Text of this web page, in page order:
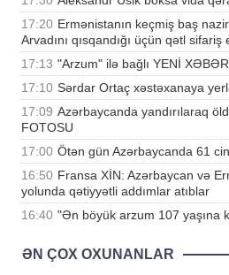
17:20 Ermənistanın keçmiş baş
Arvadını qısqandığı üçün qətl sifariş
17:13 "Arzum" ilə bağlı YENİ
17:10 Sərdar Ortaç xəstəxanaya
17:09 Azərbaycanda yandırılaraq
FOTOSU
17:00 Ötən gün Azərbaycanda 61
16:50 Fransa XİN: Azərbaycan və
yolunda qətiyyətli addımlar atıblar
16:40 "Ən böyük arzum 107 yaşına
ƏN ÇOX OXUNANLAR